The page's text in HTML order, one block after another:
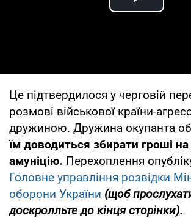
Play
Це підтвердилося у черговій
розмові військової країни-
дружиною. Дружина окупанта
їм доводиться збирати гроші на
амуніцію. Перехоплення
Головне управління розвідки
оборони України (щоб
доскролльте до кінця сторінки).